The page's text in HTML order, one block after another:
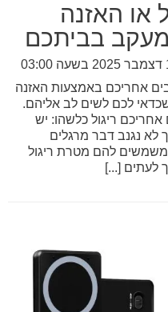
או האזנה
מעקב בביתכם
אחריכם באמצעות האזנה
לכם לשים לב אליהם.
ריגול כלשהו: יש
לא נגנב דבר מרגלים
להם מטרת ריגול
לעתים [...]